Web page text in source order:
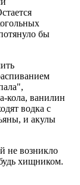
бы
кола, ванилин
водка с
и акулы
не возникло
хищником.